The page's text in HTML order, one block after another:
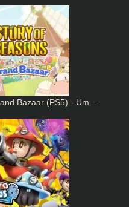
Bazaar (PS5) - Um…